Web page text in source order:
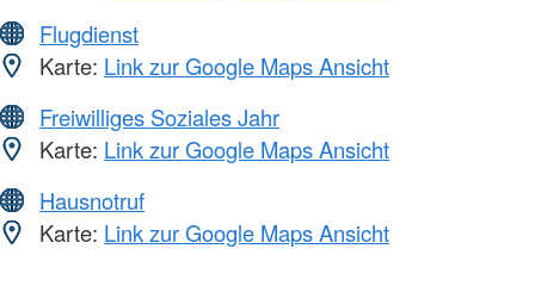
Flugdienst
Karte: Link zur Google Maps Ansicht
Freiwilliges Soziales Jahr
Karte: Link zur Google Maps Ansicht
Hausnotruf
Karte: Link zur Google Maps Ansicht